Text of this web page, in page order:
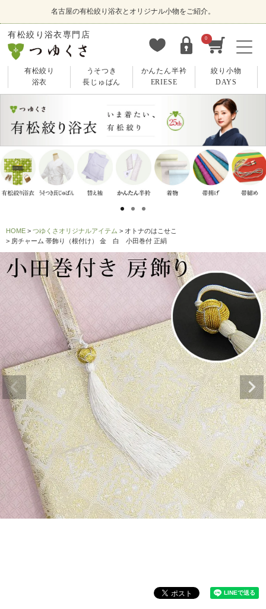
名古屋の有松絞り浴衣とオリジナル小物をご紹介。
有松絞り浴衣専門店 0
有松絞り
浴衣
うそつき
長じゅばん
かんたん半衿
ERIESE
絞り小物
DAYS
HOME つゆくさオリジナルアイテム
オトナのはこせこ
房チャーム 帯飾り（根付け） 金 白 小田巻付 正絹